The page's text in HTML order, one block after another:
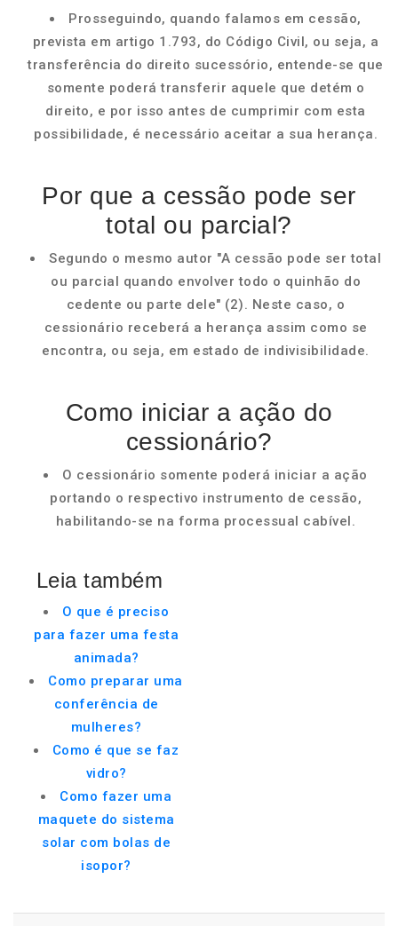
Prosseguindo, quando falamos em cessão,
prevista em artigo 1.793, do Código Civil, ou seja, a
transferência do direito sucessório, entende-se que
somente poderá transferir aquele que detém o
direito, e por isso antes de cumprimir com esta
possibilidade, é necessário aceitar a sua herança.
Por que a cessão pode ser
total ou parcial?
Segundo o mesmo autor "A cessão pode ser total
ou parcial quando envolver todo o quinhão do
cedente ou parte dele" (2). Neste caso, o
cessionário receberá a herança assim como se
encontra, ou seja, em estado de indivisibilidade.
Como iniciar a ação do
cessionário?
O cessionário somente poderá iniciar a ação
portando o respectivo instrumento de cessão,
habilitando-se na forma processual cabível.
Leia também
O que é preciso
para fazer uma festa
animada?
Como preparar uma
conferência de
mulheres?
Como é que se faz
vidro?
Como fazer uma
maquete do sistema
solar com bolas de
isopor?